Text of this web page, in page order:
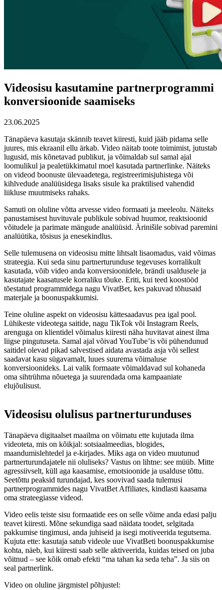
Videosisu kasutamine partnerprogrammi
konversioonide saamiseks
23.06.2025
Tänapäeva kasutaja skännib teavet kiiresti, kuid jääb pidama selle
juures, mis ekraanil ellu ärkab. Video näitab toote toimimist, jutustab
lugusid, mis kõnetavad publikut, ja võimaldab sul samal ajal
loomulikul ja pealetükkimatul moel kasutada partnerlinke. Näiteks
on videod boonuste ülevaadetega, registreerimisjuhistega või
kihlvedude analüüsidega lisaks sisule ka praktilised vahendid
liikluse muutmiseks rahaks.
Samuti on oluline võtta arvesse video formaati ja meeleolu. Näiteks
panustamisest huvituvale publikule sobivad huumor, reaktsioonid
võitudele ja parimate mängude analüüsid. Ärinišile sobivad paremini
analüütika, tõsisus ja enesekindlus.
Selle tulemusena on videosisu mitte lihtsalt lisaomadus, vaid võimas
strateegia. Kui seda sinu partnerturunduse tegevuses korralikult
kasutada, võib video anda konversioonidele, brändi usaldusele ja
kasutajate kaasatusele korraliku tõuke. Eriti, kui teed koostööd
tõestatud programmidega nagu VivatBet, kes pakuvad tõhusaid
materjale ja boonuspakkumisi.
Teine oluline aspekt on videosisu kättesaadavus pea igal pool.
Lühikeste videotega saitide, nagu TikTok või Instagram Reels,
arenguga on klientidel võimalus kiiresti näha huvitavat ainest ilma
liigse pingutuseta. Samal ajal võivad YouTube’is või pühendunud
saitidel olevad pikad salvestised aidata avastada asja või sellest
saadavat kasu sügavamalt, luues suurema võimaluse
konversioonideks. Lai valik formaate võimaldavad sul kohaneda
oma sihtrühma nõuetega ja suurendada oma kampaaniate
elujõulisust.
Videosisu olulisus partnerturunduses
Tänapäeva digitaalset maailma on võimatu ette kujutada ilma
videoteta, mis on kõikjal: sotsiaalmeedias, blogides,
maandumislehtedel ja e-kirjades. Miks aga on video muutunud
partnerturundajatele nii oluliseks? Vastus on lihtne: see müüb. Mitte
agressiivselt, küll aga kaasamise, emotsioonide ja usalduse tõttu.
Seetõttu peaksid turundajad, kes soovivad saada tulemusi
partnerprogrammides nagu VivatBet Affiliates, kindlasti kaasama
oma strateegiasse videod.
Video eelis teiste sisu formaatide ees on selle võime anda edasi palju
teavet kiiresti. Mõne sekundiga saad näidata toodet, selgitada
pakkumise tingimusi, anda juhiseid ja isegi motiveerida tegutsema.
Kujuta ette: kasutaja satub videole uue VivatBeti boonuspakkumise
kohta, näeb, kui kiiresti saab selle aktiveerida, kuidas teised on juba
võitnud – see kõik omab efekti “ma tahan ka seda teha”. Ja siis on
seal partnerlink.
Video on oluline järgmistel põhjustel: